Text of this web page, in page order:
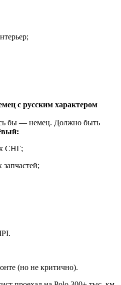
с русским характером
бы — немец. Должно быть
СНГ;
(но не критично).